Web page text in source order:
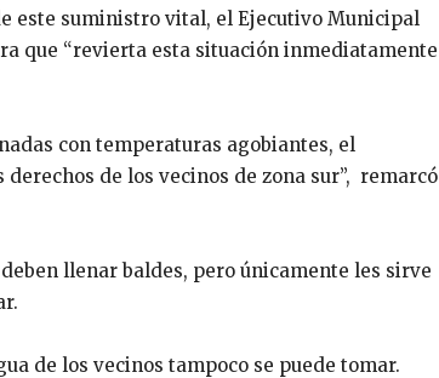
este suministro vital, el Ejecutivo Municipal
que “revierta esta situación inmediatamente
con temperaturas agobiantes, el
de los vecinos de zona sur”, remarcó
llenar baldes, pero únicamente les sirve
de los vecinos tampoco se puede tomar.